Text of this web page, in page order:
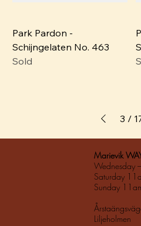
Park Pardon -
Schijngelaten No. 463
Sold
3 /
Marievik
Wednesday
Saturday
Sunday
Liljeholmen